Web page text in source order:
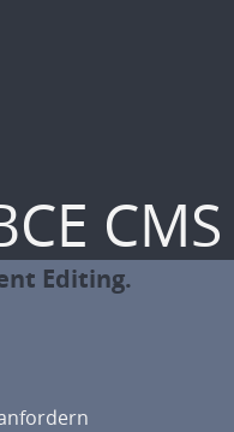
CMS
Editing.